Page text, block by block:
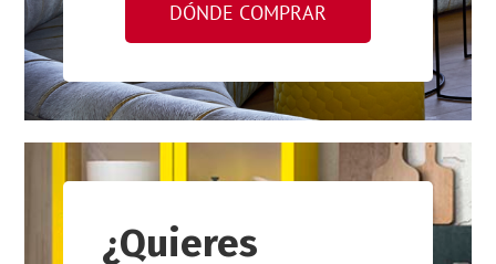
DÓNDE COMPRAR
¿Quieres